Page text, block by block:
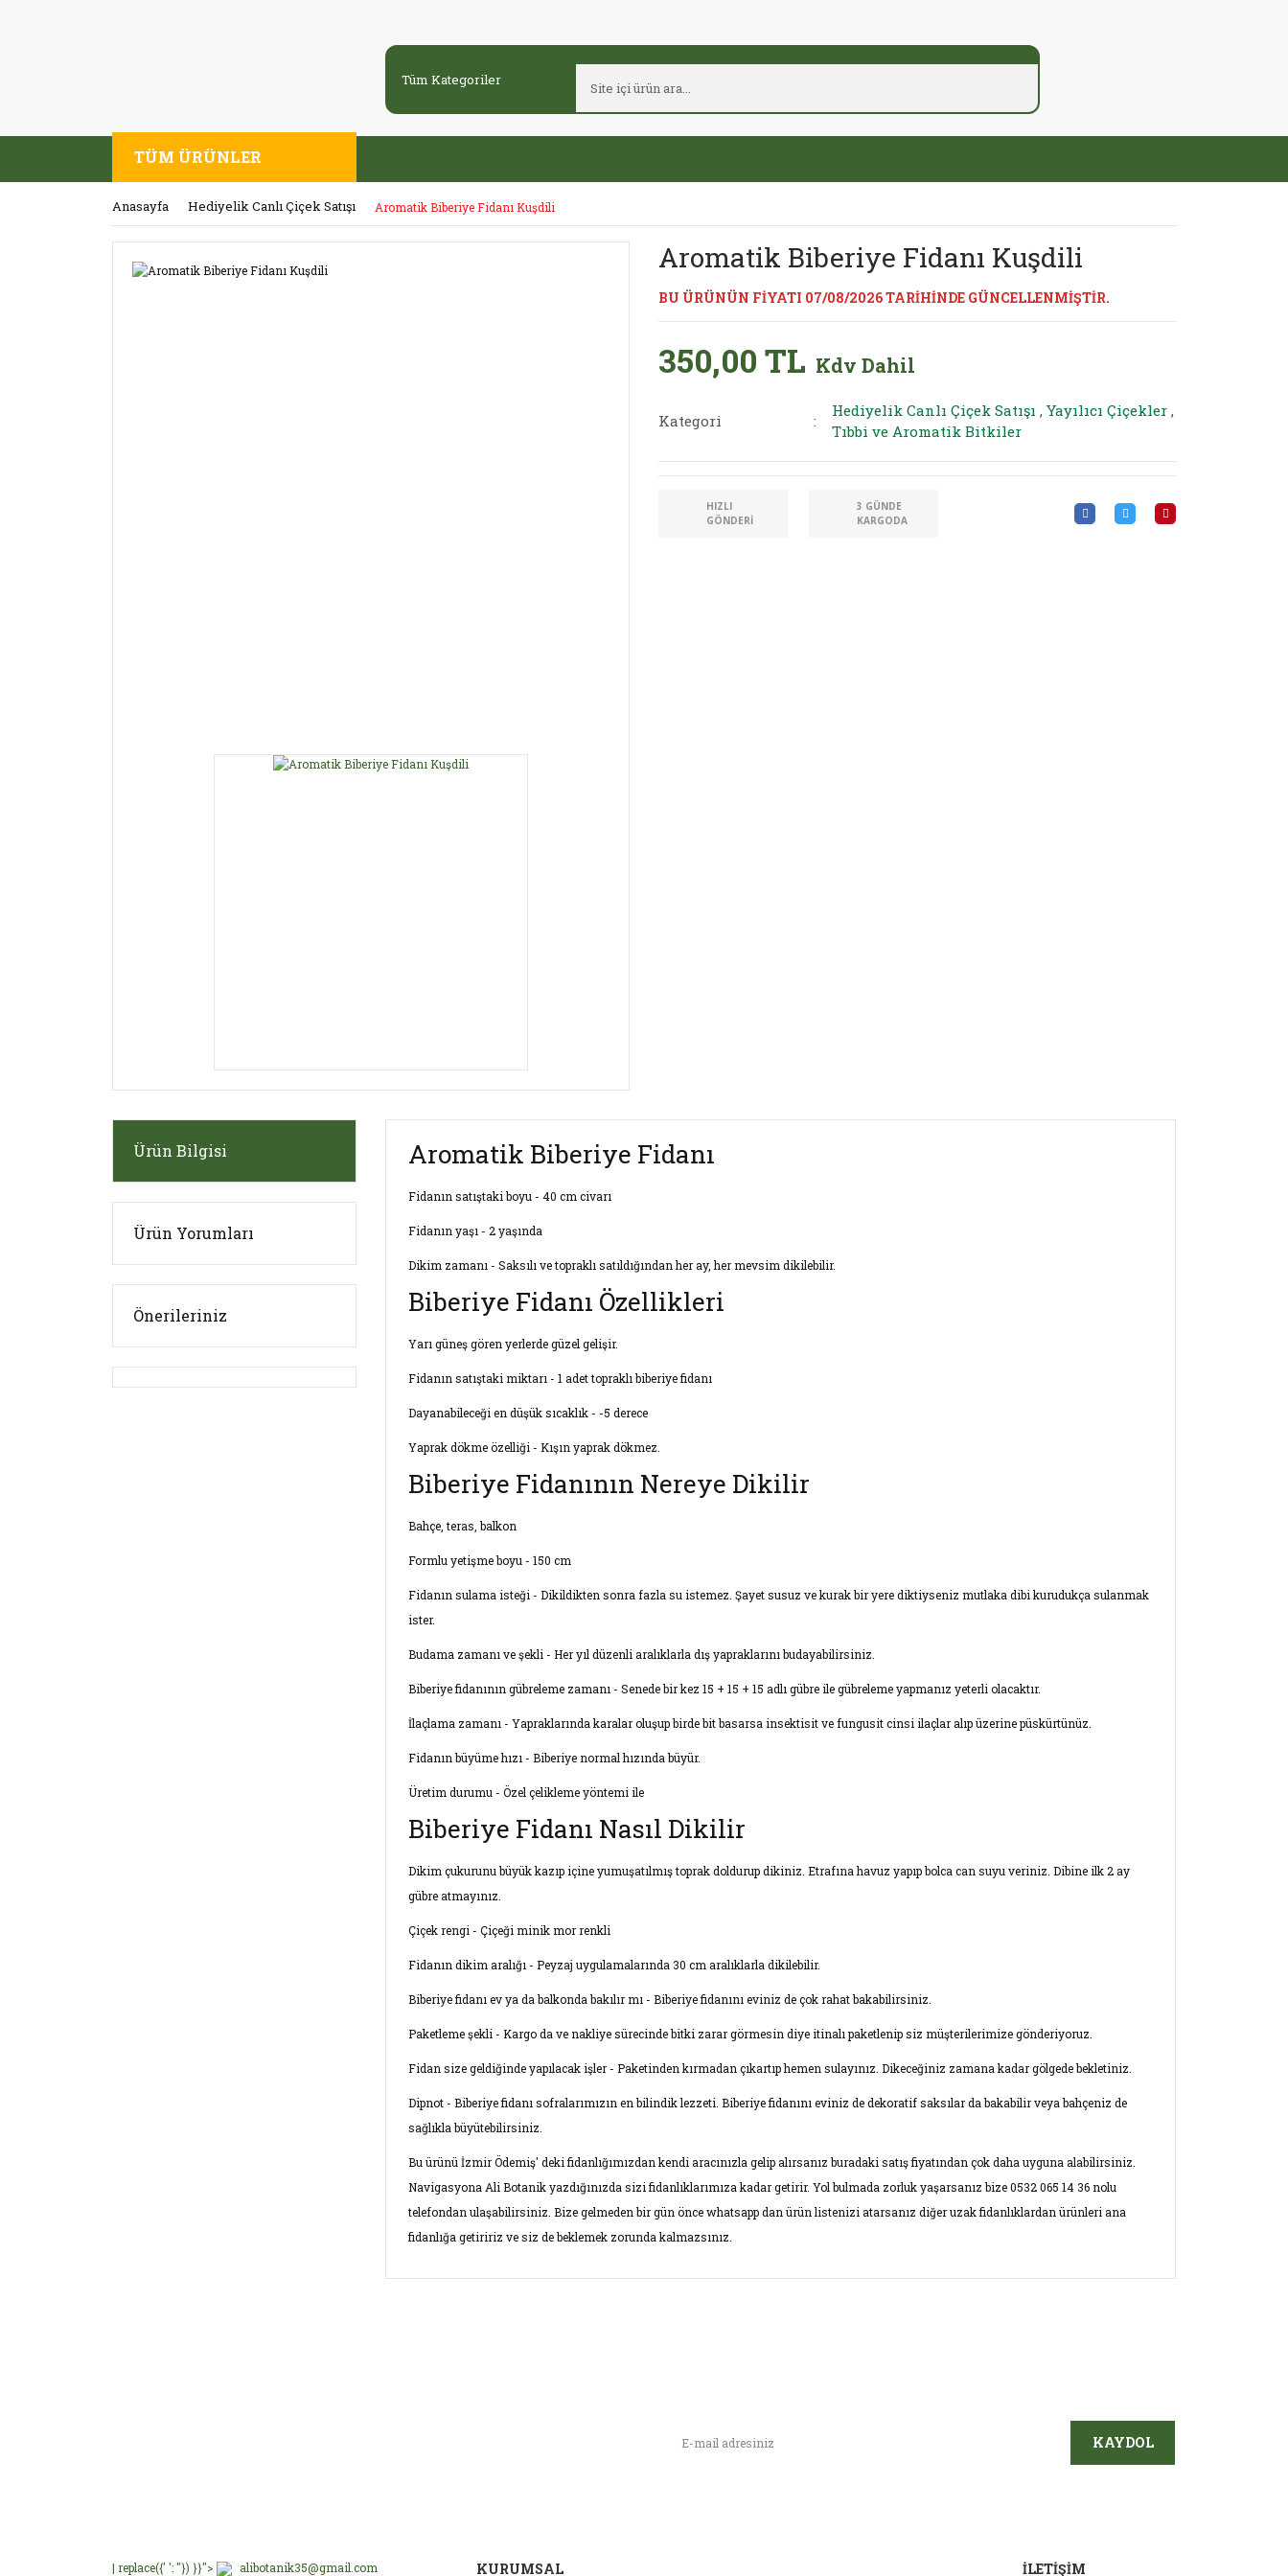
TÜM ÜRÜNLER
Anasayfa Hediyelik Canlı Çiçek Satışı Aromatik Biberiye Fidanı Kuşdili
Aromatik Biberiye Fidanı Kuşdili
BU ÜRÜNÜN FİYATI 07/08/2026 TARİHİNDE GÜNCELLENMİŞTİR.
350,00 TL Kdv Dahil
Kategori
Hediyelik Canlı Çiçek Satışı , Yayılıcı Çiçekler ,
Tıbbi ve Aromatik Bitkiler
HIZLI
GÖNDERI
3 GÜNDE
KARGODA
Ürün Bilgisi
Ürün Yorumları
Önerileriniz
Aromatik Biberiye Fidanı
Fidanın satıştaki boyu - 40 cm civarı
Fidanın yaşı - 2 yaşında
Dikim zamanı - Saksılı ve topraklı satıldığından her ay, her mevsim dikilebilir.
Biberiye Fidanı Özellikleri
Yarı güneş gören yerlerde güzel gelişir.
Fidanın satıştaki miktarı - 1 adet topraklı biberiye fidanı
Dayanabileceği en düşük sıcaklık - -5 derece
Yaprak dökme özelliği - Kışın yaprak dökmez.
Biberiye Fidanının Nereye Dikilir
Bahçe, teras, balkon
Formlu yetişme boyu - 150 cm
Fidanın sulama isteği - Dikildikten sonra fazla su istemez. Şayet susuz ve kurak bir yere diktiyseniz mutlaka dibi kurudukça sulanmak
ister.
Budama zamanı ve şekli - Her yıl düzenli aralıklarla dış yapraklarını budayabilirsiniz.
Biberiye fidanının gübreleme zamanı - Senede bir kez 15 + 15 + 15 adlı gübre ile gübreleme yapmanız yeterli olacaktır.
İlaçlama zamanı - Yapraklarında karalar oluşup birde bit basarsa insektisit ve fungusit cinsi ilaçlar alıp üzerine püskürtünüz.
Fidanın büyüme hızı - Biberiye normal hızında büyür.
Üretim durumu - Özel çelikleme yöntemi ile
Biberiye Fidanı Nasıl Dikilir
Dikim çukurunu büyük kazıp içine yumuşatılmış toprak doldurup dikiniz. Etrafına havuz yapıp bolca can suyu veriniz. Dibine ilk 2 ay
gübre atmayınız.
Çiçek rengi - Çiçeği minik mor renkli
Fidanın dikim aralığı - Peyzaj uygulamalarında 30 cm aralıklarla dikilebilir.
Biberiye fidanı ev ya da balkonda bakılır mı - Biberiye fidanını eviniz de çok rahat bakabilirsiniz.
Paketleme şekli - Kargo da ve nakliye sürecinde bitki zarar görmesin diye itinalı paketlenip siz müşterilerimize gönderiyoruz.
Fidan size geldiğinde yapılacak işler - Paketinden kırmadan çıkartıp hemen sulayınız. Dikeceğiniz zamana kadar gölgede bekletiniz.
Dipnot - Biberiye fidanı sofralarımızın en bilindik lezzeti. Biberiye fidanını eviniz de dekoratif saksılar da bakabilir veya bahçeniz de
sağlıkla büyütebilirsiniz.
Bu ürünü İzmir Ödemiş' deki fidanlığımızdan kendi aracınızla gelip alırsanız buradaki satış fiyatından çok daha uyguna alabilirsiniz.
Navigasyona Ali Botanik yazdığınızda sizi fidanlıklarımıza kadar getirir. Yol bulmada zorluk yaşarsanız bize 0532 065 14 36 nolu
telefondan ulaşabilirsiniz. Bize gelmeden bir gün önce whatsapp dan ürün listenizi atarsanız diğer uzak fidanlıklardan ürünleri ana
fidanlığa getiririz ve siz de beklemek zorunda kalmazsınız.
KAYDOL
| replace({' ': ''}) }}"> alibotanik35@gmail.com KURUMSAL İLETİŞİM